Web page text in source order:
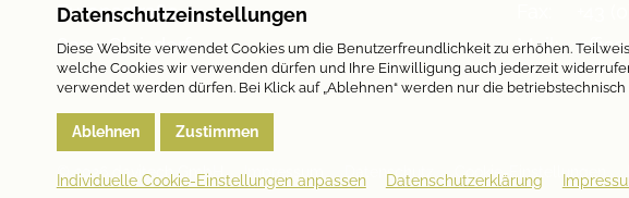
Europastraße 4
8200 Gleisdorf
Mail:
© 2026 davitech GmbH Impressum Datenschutz Cookie-Einstellungen
Datenschutzeinstellungen
Diese Website verwendet Cookies um die Benutzerfreundlichkeit zu erhöhen.
welche Cookies wir verwenden dürfen und Ihre Einwilligung auch jederzeit
verwendet werden dürfen. Bei Klick auf „Ablehnen“ werden nur die
Zustimmen
Ablehnen
Individuelle Cookie-Einstellungen anpassen Datenschutzerklärung